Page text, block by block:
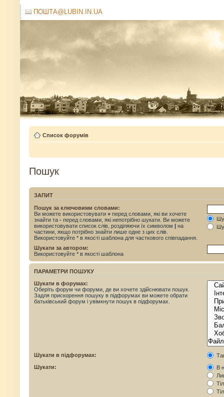
ПОШТА@LUBIN.IN.UA
Список форумів
Пошук
ЗАПИТ
Пошук за ключовими словами:
Ви можете використовувати + перед словами, які ви хочете
знайти та - перед словами, які непотрібно шукати. Ви можете
використовувати список слів, розділяючи їх символом | на
частини, якщо потрібно знайти лише одне з цих слів.
Використовуйте * в якості шаблона для часткового співпадання.
Шукати за автором:
Використовуйте * в якості шаблона
ПАРАМЕТРИ ПОШУКУ
Шукати в форумах:
Оберіть форум чи форуми, де ви хочете здійснювати пошук.
Задля прискорення пошуку в підфорумах ви можете обрати
батьківський форум і увімкнути пошук в підфорумах.
Шукати в підфорумах:
Шукати:
В